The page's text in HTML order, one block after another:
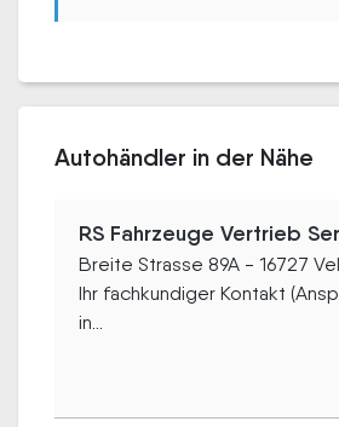
Autohändler in der Nähe
RS Fahrzeuge Vertrieb
Breite Strasse 89A - 16727
Ihr fachkundiger Kontakt
in...